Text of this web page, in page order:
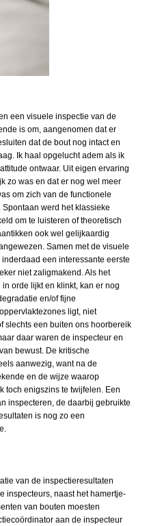
een visuele inspectie van de
is om, aangenomen dat er
dat de bout nog intact en
Ik haal opgelucht adem als ik
ontwaar. Uit eigen ervaring
zo was en dat er nog wel meer
om zich van de functionele
werd het klassieke
om te luisteren of theoretisch
ook wel gelijkaardig
Samen met de visuele
een interessante eerste
niet zaligmakend. Als het
orde lijkt en klinkt, kan er nog
en/of fijne
ligt, niet
slechts een buiten ons hoorbereik
daar waren de inspecteur en
bewust. De kritische
aanwezig, want na de
en de wijze waarop
toch enigszins te twijfelen. Een
inspecteren, de daarbij gebruikte
is nog zo een
van de inspectieresultaten
inspecteurs, naast het hamertje-
van bouten moesten
aan de inspecteur